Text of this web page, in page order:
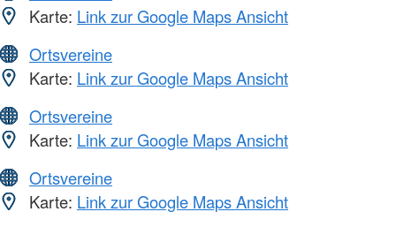
Karte: Link zur Google Maps Ansicht
Ortsvereine
Karte: Link zur Google Maps Ansicht
Ortsvereine
Karte: Link zur Google Maps Ansicht
Ortsvereine
Karte: Link zur Google Maps Ansicht